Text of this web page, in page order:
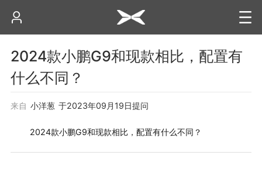
2024款小鹏G9和现款相比，配置有
什么不同？
来自 小洋葱 于2023年09月19日提问
2024款小鹏G9和现款相比，配置有什么不同？